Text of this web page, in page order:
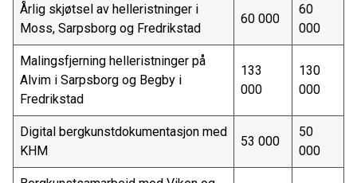
Årlig skjøtsel av helleristninger i
Moss, Sarpsborg og Fredrikstad
60 000
60
000
Malingsfjerning helleristninger på
Alvim i Sarpsborg og Begby i
Fredrikstad
133
000
130
000
Digital bergkunstdokumentasjon med
KHM
53 000
50
000